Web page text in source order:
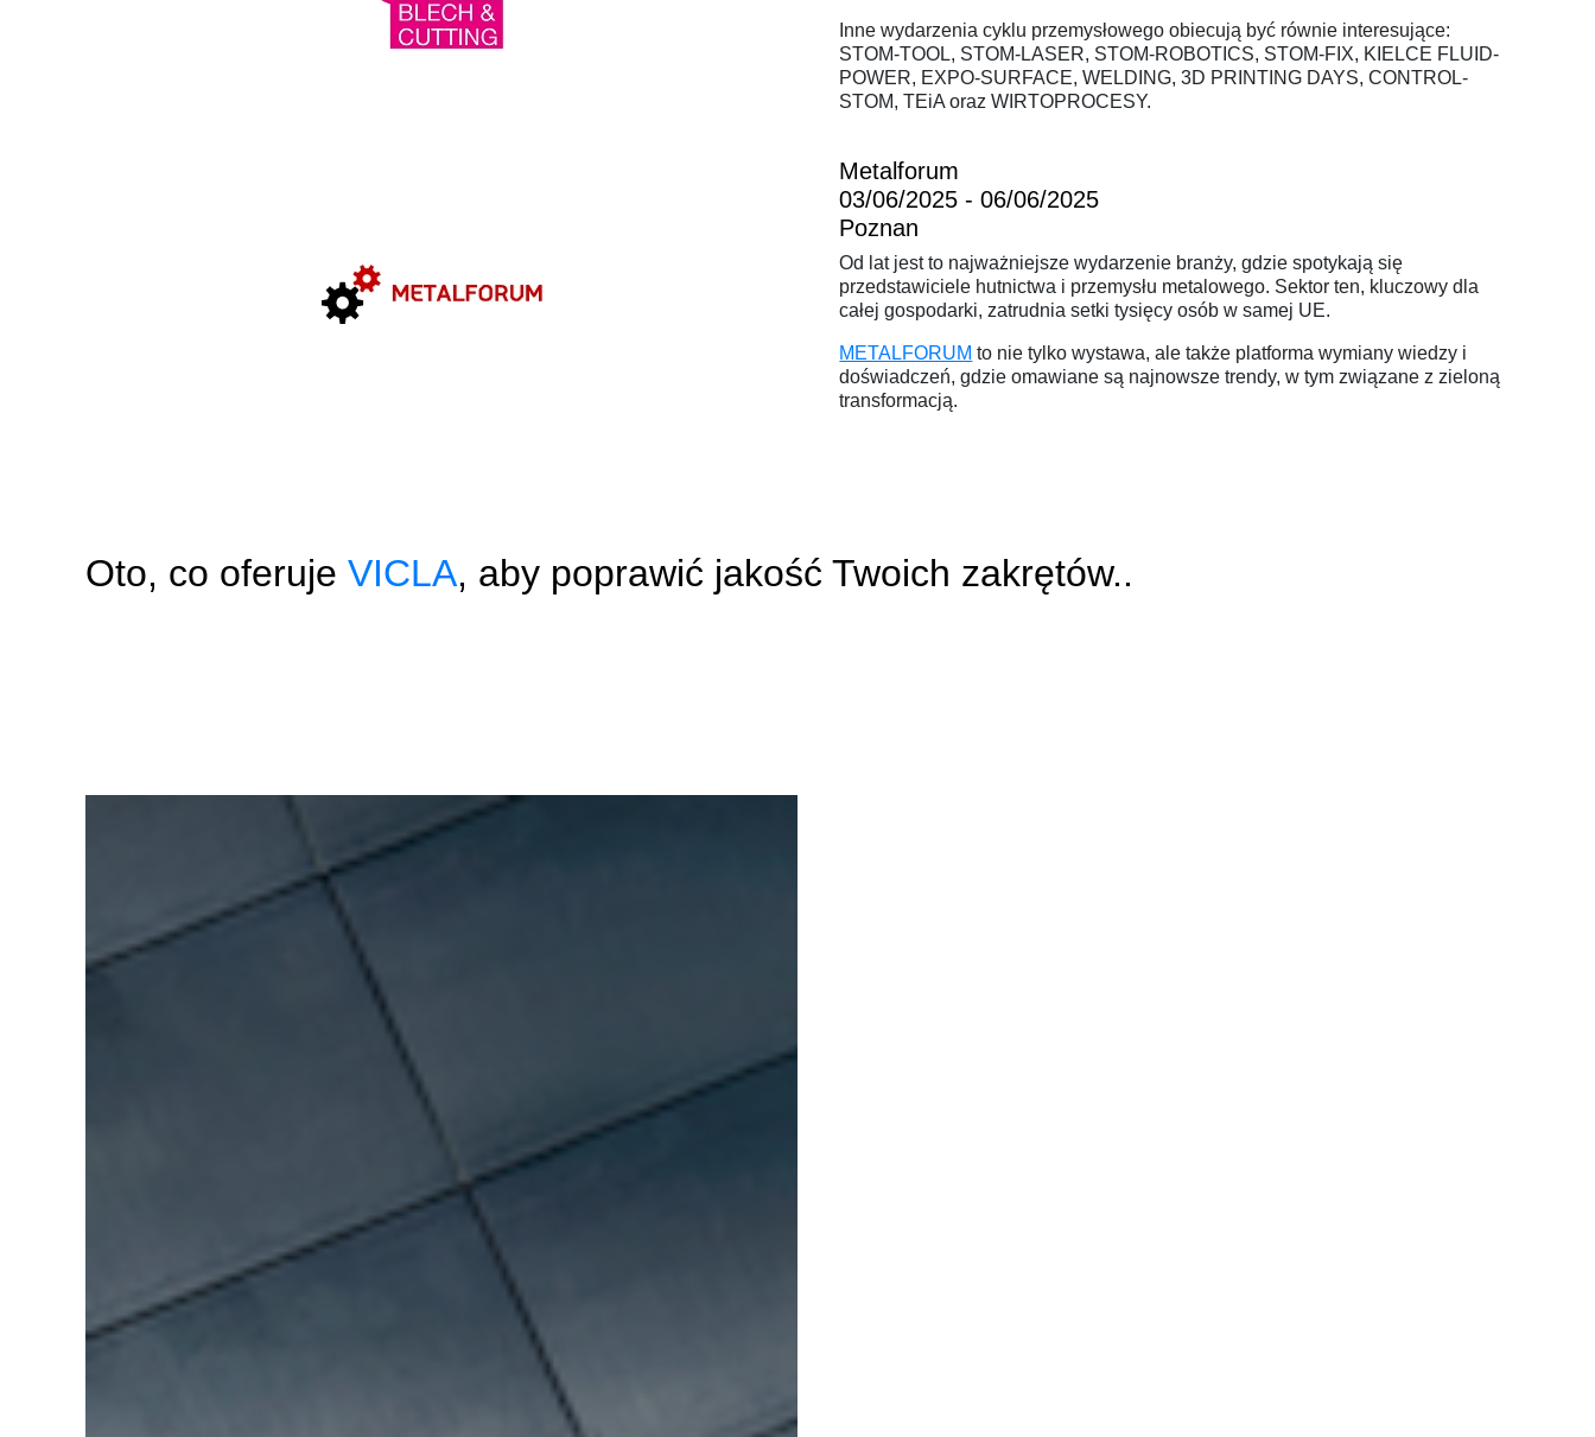
Inne wydarzenia cyklu przemysłowego obiecują być równie interesujące:
STOM-TOOL, STOM-LASER, STOM-ROBOTICS, STOM-FIX, KIELCE FLUID-
POWER, EXPO-SURFACE, WELDING, 3D PRINTING DAYS, CONTROL-
STOM, TEiA oraz WIRTOPROCESY.
Metalforum
03/06/2025 - 06/06/2025
Poznan
Od lat jest to najważniejsze wydarzenie branży, gdzie spotykają się
przedstawiciele hutnictwa i przemysłu metalowego. Sektor ten, kluczowy dla
całej gospodarki, zatrudnia setki tysięcy osób w samej UE.
METALFORUM to nie tylko wystawa, ale także platforma wymiany wiedzy i
doświadczeń, gdzie omawiane są najnowsze trendy, w tym związane z zieloną
transformacją.
Oto, co oferuje VICLA, aby poprawić jakość Twoich zakrętów..